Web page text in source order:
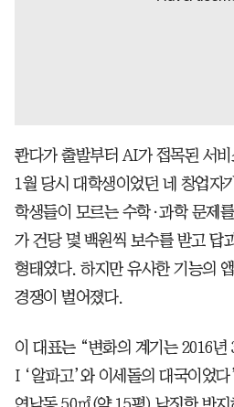
콴다가 출발부터 AI가 접목된 서
1월 당시 대학생이었던 네 창업자
학생들이 모르는 수학·과학 문제
가 건당 몇 백원씩 보수를 받고 답
형태였다. 하지만 유사한 기능의
경쟁이 벌어졌다.
이 대표는 “변화의 계기는 2016
I ‘알파고’와 이세돌의 대국이었